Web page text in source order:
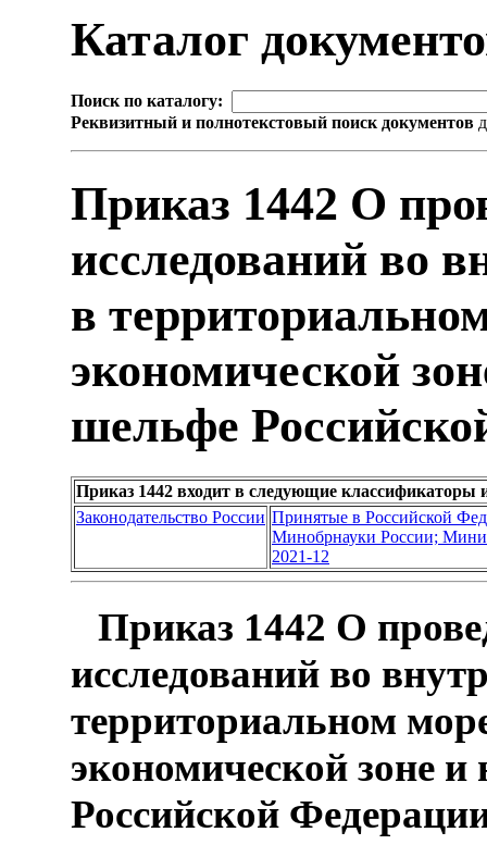
Каталог
Поиск по каталогу:
Реквизитный и полнотекстовый поиск документов
Приказ 1442 О
исследований во
в
экономической
шельфе
Приказ 1442 входит в следующие классификаторы
Законодательство России Принятые в Российской
Минобрнауки России;
2021-12
Приказ 1442 О
исследований во
территориальном
экономической зоне
Российской